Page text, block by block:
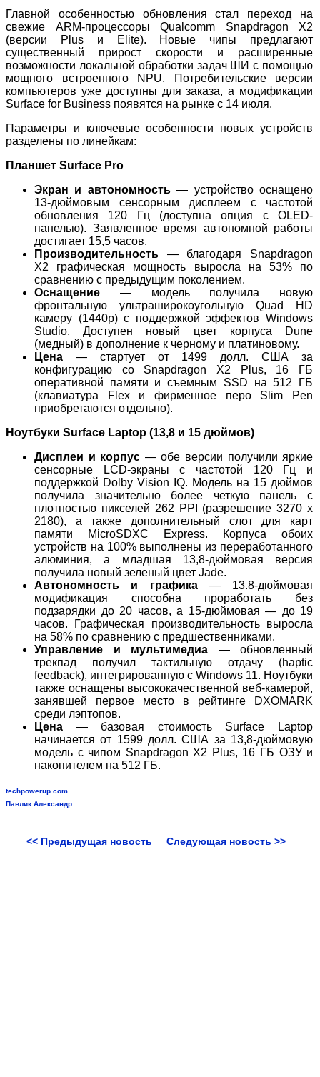
Главной особенностью обновления стал переход на
свежие ARM-процессоры Qualcomm Snapdragon X2
(версии Plus и Elite). Новые чипы предлагают
существенный прирост скорости и расширенные
возможности локальной обработки задач ШИ с помощью
мощного встроенного NPU. Потребительские версии
компьютеров уже доступны для заказа, а модификации
Surface for Business появятся на рынке с 14 июля.
Параметры и ключевые особенности новых устройств
разделены по линейкам:
Планшет Surface Pro
Экран и автономность— устройство оснащено
13-дюймовым сенсорным дисплеем с частотой
обновления 120 Гц (доступна опция с OLED-
панелью). Заявленное время автономной работы
достигает 15,5 часов.
Производительность — благодаря Snapdragon
X2 графическая мощность выросла на 53% по
сравнению с предыдущим поколением.
Оснащение — модель получила новую
фронтальную ультраширокоугольную Quad HD
камеру (1440p) с поддержкой эффектов Windows
Studio. Доступен новый цвет корпуса Dune
(медный) в дополнение к черному и платиновому.
Цена — стартует от 1499 долл. США за
конфигурацию со Snapdragon X2 Plus, 16 ГБ
оперативной памяти и съемным SSD на 512 ГБ
(клавиатура Flex и фирменное перо Slim Pen
приобретаются отдельно).
Ноутбуки Surface Laptop (13,8 и 15 дюймов)
Дисплеи и корпус — обе версии получили яркие
сенсорные LCD-экраны с частотой 120 Гц и
поддержкой Dolby Vision IQ. Модель на 15 дюймов
получила значительно более четкую панель с
плотностью пикселей 262 PPI (разрешение 3270 x
2180), а также дополнительный слот для карт
памяти MicroSDXC Express. Корпуса обоих
устройств на 100% выполнены из переработанного
алюминия, а младшая 13,8-дюймовая версия
получила новый зеленый цвет Jade.
Автономность и графика— 13.8-дюймовая
модификация способна проработать без
подзарядки до 20 часов, а 15-дюймовая — до 19
часов. Графическая производительность выросла
на 58% по сравнению с предшественниками.
Управление и мультимедиа — обновленный
трекпад получил тактильную отдачу (haptic
feedback), интегрированную с Windows 11. Ноутбуки
также оснащены высококачественной веб-камерой,
занявшей первое место в рейтинге DXOMARK
среди лэптопов.
Цена — базовая стоимость Surface Laptop
начинается от 1599 долл. США за 13,8-дюймовую
модель с чипом Snapdragon X2 Plus, 16 ГБ ОЗУ и
накопителем на 512 ГБ.
techpowerup.com
Павлик Александр
<< Предыдущая новость Следующая новость >>